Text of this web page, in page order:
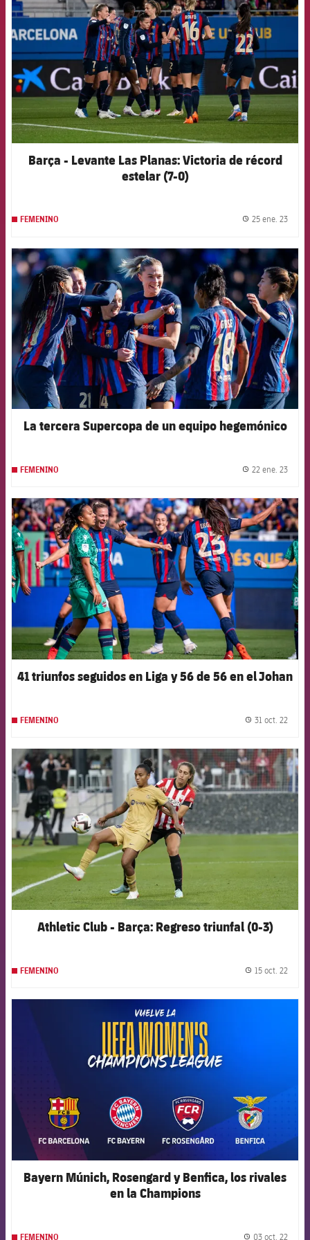
Barça - Levante Las Planas: Victoria de récord
estelar (7-0)
FEMENINO 25 ene. 23
FCB Barcelona badge
La tercera Supercopa de un equipo hegemónico
FEMENINO 22 ene. 23
FCB Barcelona badge
41 triunfos seguidos en Liga y 56 de 56 en el Johan
FEMENINO 31 oct. 22
FCB Barcelona badge
Athletic Club - Barça: Regreso triunfal (0-3)
FEMENINO 15 oct. 22
Bayern Múnich, Rosengard y Benfica, los rivales
en la Champions
FEMENINO 03 oct. 22